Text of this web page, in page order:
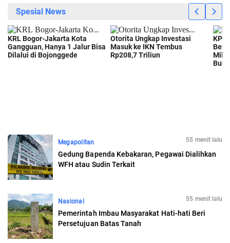
Megapolitan 55 menit lalu
Gedung Bapenda Kebakaran, Pegawai Dialihkan
WFH atau Sudin Terkait
Nasional 55 menit lalu
Pemerintah Imbau Masyarakat Hati-hati Beri
Persetujuan Batas Tanah